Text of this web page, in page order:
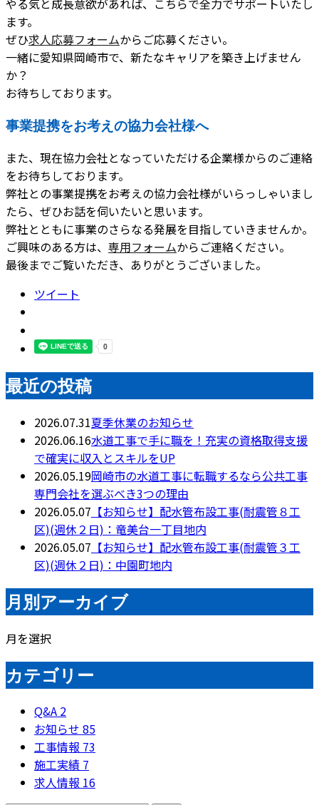
ます。
ぜひ求人応募フォームからご応募ください。
一緒に愛知県岡崎市で、新たなキャリアを築き上げません
か？
お待ちしております。
事業提携をお考えの協力会社様へ
また、現在協力会社となっていただける企業様からのご連絡
をお待ちしております。
弊社との事業提携をお考えの協力会社様がいらっしゃいまし
たら、ぜひお話を伺いたいと思います。
弊社とともに事業のさらなる発展を目指していきませんか。
ご興味のある方は、 専用フォームからご連絡ください。
最後までご覧いただき、ありがとうございました。
ツイート
最近の投稿
2026.07.31夏季休業のお知らせ
2026.06.16水道工事で手に職を！充実の資格取得支援
で確実に収入とスキルをUP
2026.05.19岡崎市の水道工事に転職するなら公共工事
専門会社を選ぶべき3つの理由
2026.05.07 【お知らせ】配水管布設工事(耐震管８工
区)(週休２日)：竜美台一丁目地内
2026.05.07 【お知らせ】配水管布設工事(耐震管３工
区)(週休２日)：中園町地内
月別アーカイブ
月を選択
カテゴリー
Q&A 2
お知らせ 85
工事情報 73
施工実績 7
求人情報 16